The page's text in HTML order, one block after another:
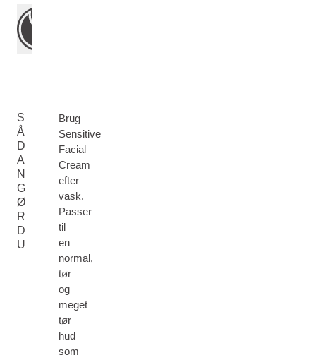
S
Å
D
A
N
G
Ø
R
D
U
Brug
Sensitive
Facial
Cream
efter
vask.
Passer
til
en
normal,
tør
og
meget
tør
hud
som